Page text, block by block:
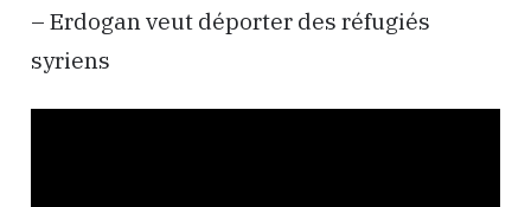
– Erdogan veut déporter des réfugiés
syriens